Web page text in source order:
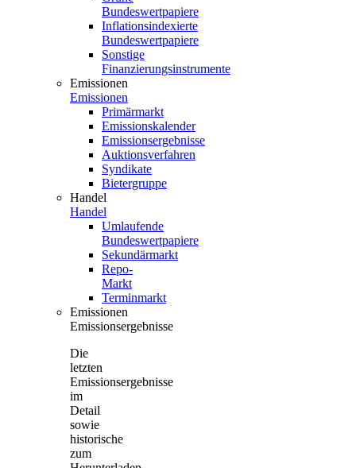
Bundeswertpapiere
Inflationsindexierte
Bundeswertpapiere
Sonstige
Finanzierungsinstrumente
Emissionen
Emissionen
Primärmarkt
Emissionskalender
Emissionsergebnisse
Auktionsverfahren
Syndikate
Bietergruppe
Handel
Handel
Umlaufende
Bundeswertpapiere
Sekundärmarkt
Repo-
Markt
Terminmarkt
Emissionen
Emissionsergebnisse
Die
letzten
Emissionsergebnisse
im
Detail
sowie
historische
zum